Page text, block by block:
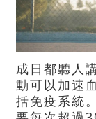
成日都聽人
動可以加速
括免疫系統